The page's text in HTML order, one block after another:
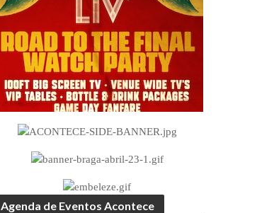
Agenda de Eventos Acontece